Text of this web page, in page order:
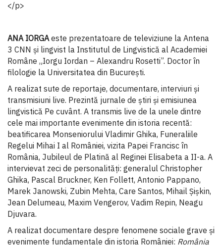
</p>
ANA IORGAeste prezentatoare de televiziune la Antena
3 CNN și lingvist la Institutul de Lingvistică al Academiei
Române „Iorgu Iordan – Alexandru Rosetti”. Doctor în
filologie la Universitatea din București.
A realizat sute de reportaje, documentare, interviuri și
transmisiuni live. Prezintă jurnale de știri și emisiunea
lingvistică Pe cuvânt. A transmis live de la unele dintre
cele mai importante evenimente din istoria recentă:
beatificarea Monseniorului Vladimir Ghika, Funeraliile
Regelui Mihai I al României, vizita Papei Francisc în
România, Jubileul de Platină al Reginei Elisabeta a II-a. A
intervievat zeci de personalităţi: generalul Christopher
Ghika, Pascal Bruckner, Ken Follett, Antonio Pappano,
Marek Janowski, Zubin Mehta, Care Santos, Mihail Șișkin,
Jean Delumeau, Maxim Vengerov, Vadim Repin, Neagu
Djuvara.
A realizat documentare despre fenomene sociale grave și
evenimente fundamentale din istoria României: România